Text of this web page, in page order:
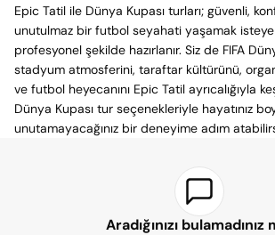
Epic Tatil ile Dünya Kupası turları; güvenli,
unutulmaz bir futbol seyahati yaşamak
profesyonel şekilde hazırlanır. Siz de FIFA
stadyum atmosferini, taraftar kültürünü,
ve futbol heyecanını Epic Tatil ayrıcalığıyla
Dünya Kupası tur seçenekleriyle hayatınız
unutamayacağınız bir deneyime adım
Aradığınızı bulamadınız